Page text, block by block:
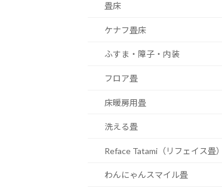
畳床
ケナフ畳床
ふすま・障子・内装
フロア畳
床暖房用畳
洗える畳
Reface Tatami（リフェイス畳）
わんにゃんスマイル畳